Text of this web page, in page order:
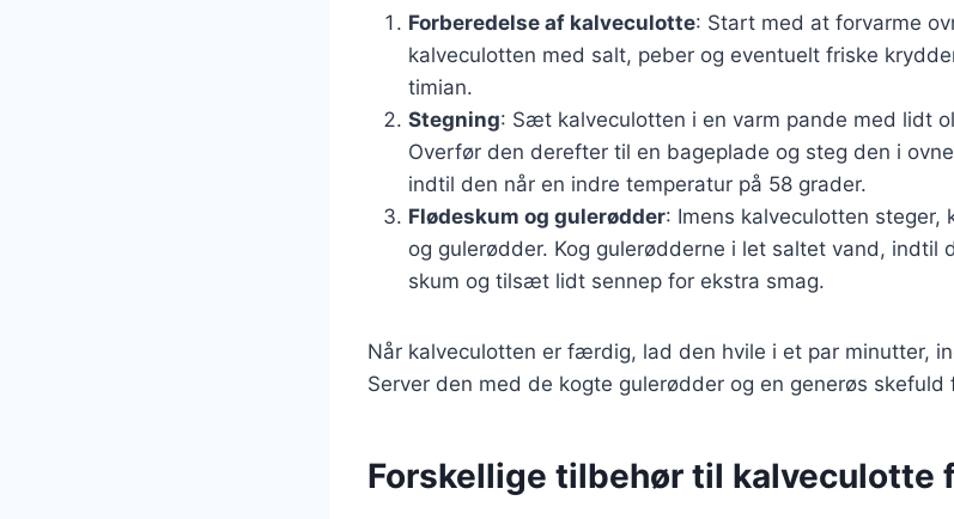
Forberedelse af kalveculotte: Start med at forvarme
kalveculotten med salt, peber og eventuelt friske
timian.
Stegning: Sæt kalveculotten i en varm pande med lidt
Overfør den derefter til en bageplade og steg den i
indtil den når en indre temperatur på 58 grader.
Flødeskum og gulerødder: Imens kalveculotten
og gulerødder. Kog gulerødderne i let saltet vand, indtil
skum og tilsæt lidt sennep for ekstra smag.
Når kalveculotten er færdig, lad den hvile i et par minutter,
Server den med de kogte gulerødder og en generøs skefuld
Forskellige tilbehør til kalveculotte